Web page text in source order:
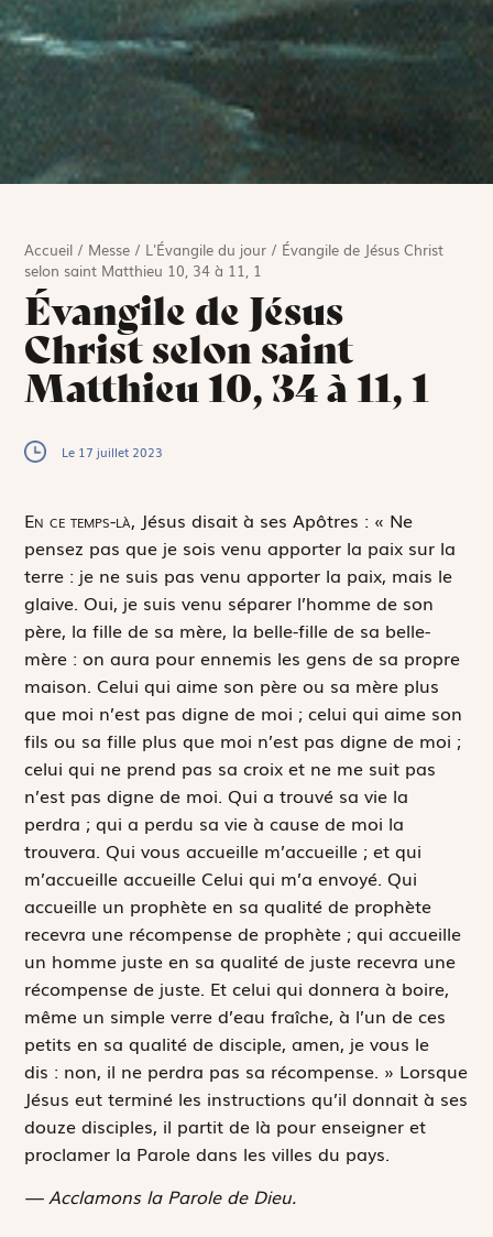
Accueil / Messe / L'Évangile du jour / Évangile de Jésus Christ
selon saint Matthieu 10, 34 à 11, 1
Évangile de Jésus
Christ selon saint
Matthieu 10, 34 à 11, 1
Le 17 juillet 2023
En ce temps-là, Jésus disait à ses Apôtres : « Ne
pensez pas que je sois venu apporter la paix sur la
terre : je ne suis pas venu apporter la paix, mais le
glaive. Oui, je suis venu séparer l’homme de son
père, la fille de sa mère, la belle-fille de sa belle-
mère : on aura pour ennemis les gens de sa propre
maison. Celui qui aime son père ou sa mère plus
que moi n’est pas digne de moi ; celui qui aime son
fils ou sa fille plus que moi n’est pas digne de moi ;
celui qui ne prend pas sa croix et ne me suit pas
n’est pas digne de moi. Qui a trouvé sa vie la
perdra ; qui a perdu sa vie à cause de moi la
trouvera. Qui vous accueille m’accueille ; et qui
m’accueille accueille Celui qui m’a envoyé. Qui
accueille un prophète en sa qualité de prophète
recevra une récompense de prophète ; qui accueille
un homme juste en sa qualité de juste recevra une
récompense de juste. Et celui qui donnera à boire,
même un simple verre d’eau fraîche, à l’un de ces
petits en sa qualité de disciple, amen, je vous le
dis : non, il ne perdra pas sa récompense. » Lorsque
Jésus eut terminé les instructions qu’il donnait à ses
douze disciples, il partit de là pour enseigner et
proclamer la Parole dans les villes du pays.
— Acclamons la Parole de Dieu.